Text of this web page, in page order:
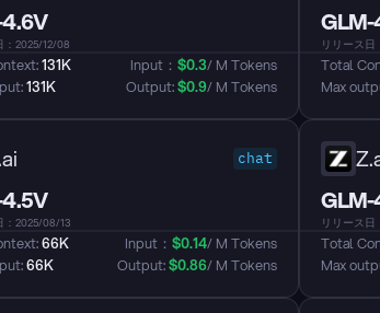
：2025/12/08
131K
131K
Input： $0.3/ M Tokens
Output: $0.9/ M Tokens
リリース
Total
Max
chat
：2025/08/13
66K
66K
Input： $0.14/ M Tokens
Output: $0.86/ M Tokens
GLM-
リリース
Total
Max